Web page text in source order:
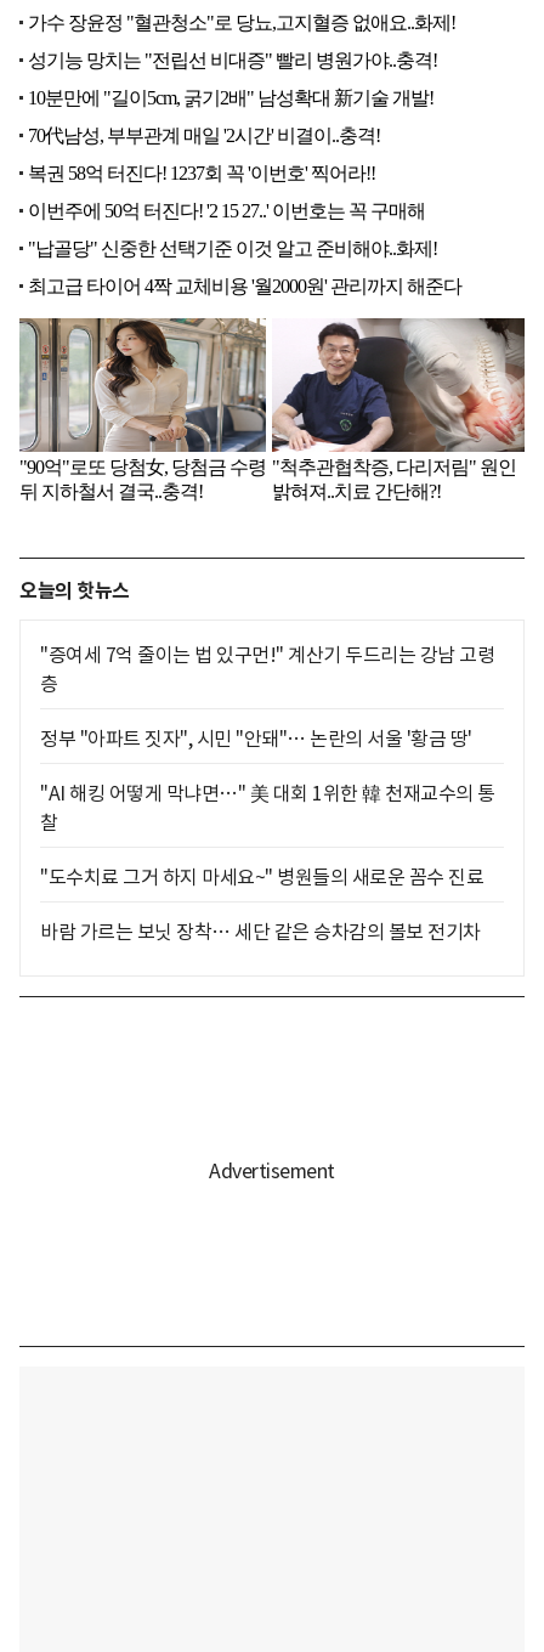
오늘의 핫뉴스
"증여세 7억 줄이는 법 있구먼!" 계산기 두드리는 강남 고령
층
정부 "아파트 짓자", 시민 "안돼"… 논란의 서울 '황금 땅'
"AI 해킹 어떻게 막냐면…" 美 대회 1위한 韓 천재교수의 통
찰
"도수치료 그거 하지 마세요~" 병원들의 새로운 꼼수 진료
바람 가르는 보닛 장착… 세단 같은 승차감의 볼보 전기차